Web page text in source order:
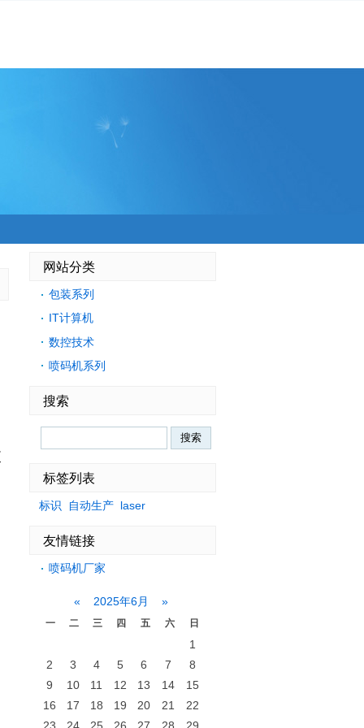
网站分类
包装系列
IT计算机
数控技术
喷码机系列
搜索
标签列表
标识 自动生产 laser
友情链接
喷码机厂家
« 2025年6月 »
一 二 三 四 五 六 日
1
2
3 4 5 6 7
8
9
10 11 12 13 14
15
16
17 18 19 20 21
22
23
24 25 26 27 28
29